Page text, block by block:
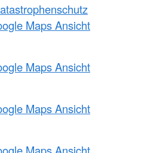
Maps Ansicht
Maps Ansicht
Maps Ansicht
Maps Ansicht